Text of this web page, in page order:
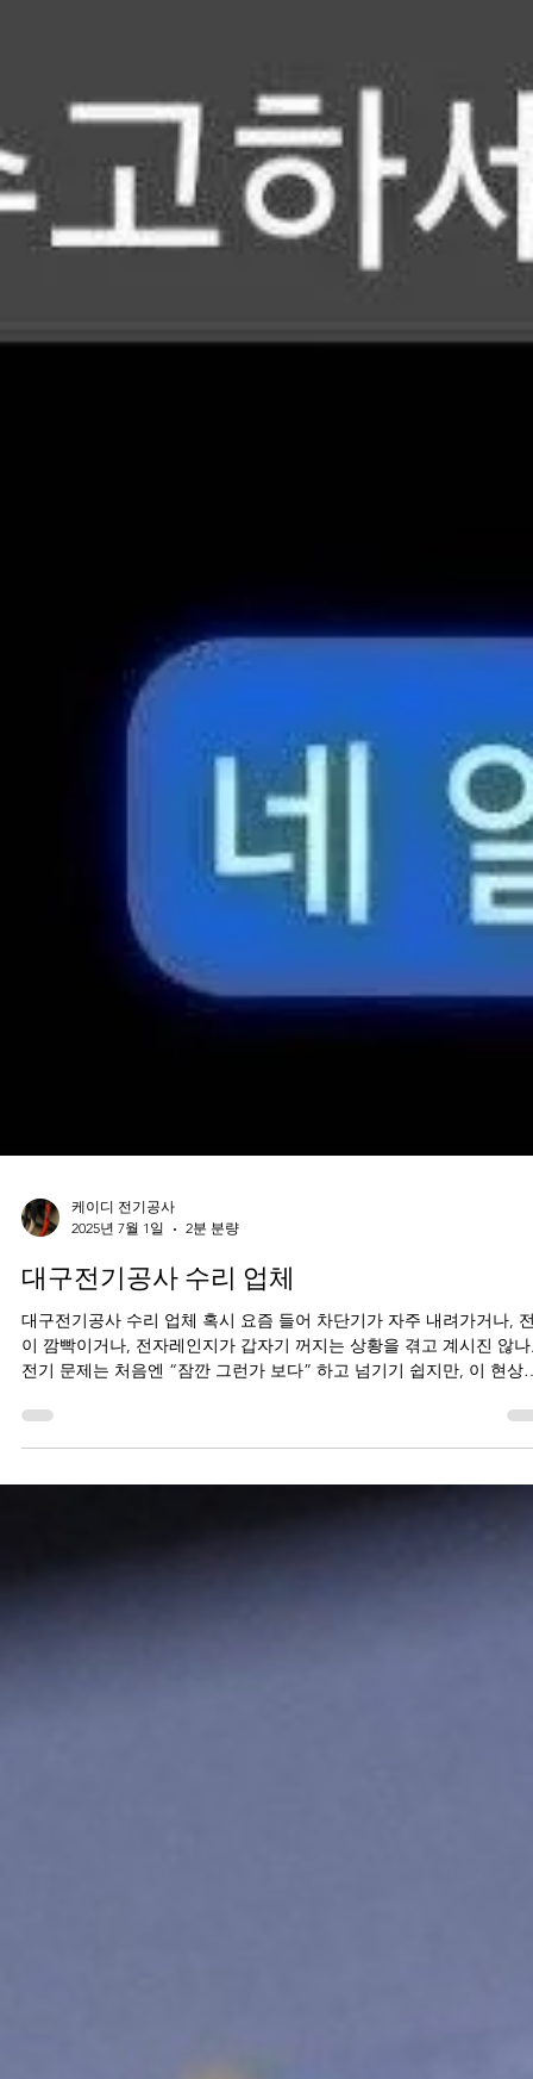
2025년 7월 1일
2분 분량
대구전기공사 수리 업체
대구전기공사 수리 업체 혹시 요즘 들어 차단기가 자주 내려가거나, 전등
전기 문제는 처음엔 “잠깐 그런가 보다” 하고 넘기기 쉽지만, 이 현상
반복되기 시작하면 생활...